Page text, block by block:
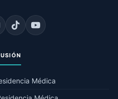
Médica